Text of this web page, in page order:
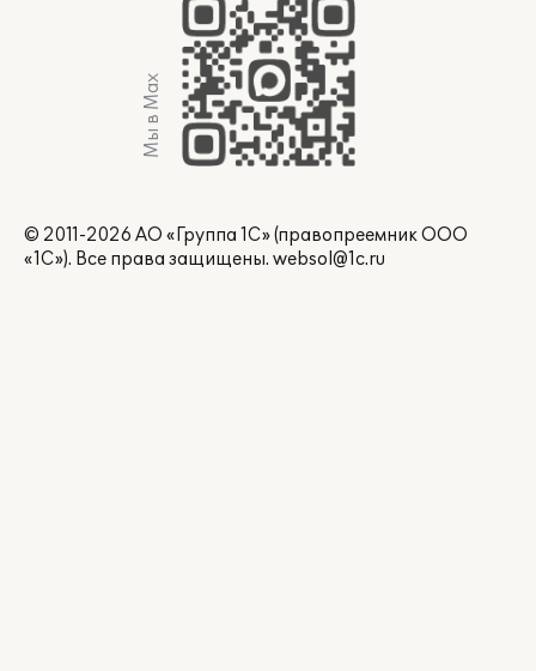
Мы в Max
© 2011-2026 АО «Группа 1С» (правопреемник ООО
«1С»). Все права защищены. websol@1c.ru